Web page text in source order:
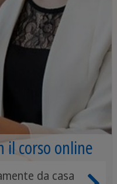
il corso online
da casa